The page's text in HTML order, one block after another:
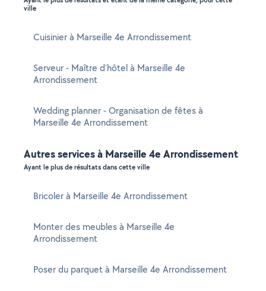
ville
Cuisinier à Marseille 4e Arrondissement
Serveur - Maître d'hôtel à Marseille 4e
Arrondissement
Wedding planner - Organisation de fêtes à
Marseille 4e Arrondissement
Autres services à Marseille 4e Arrondissement
Ayant le plus de résultats dans cette ville
Bricoler à Marseille 4e Arrondissement
Monter des meubles à Marseille 4e
Arrondissement
Poser du parquet à Marseille 4e Arrondissement